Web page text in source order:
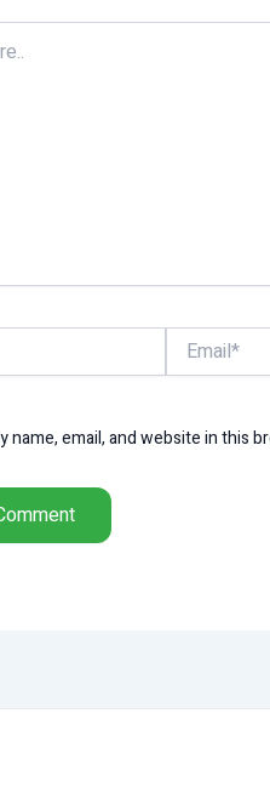
Email*
name, email, and website in this